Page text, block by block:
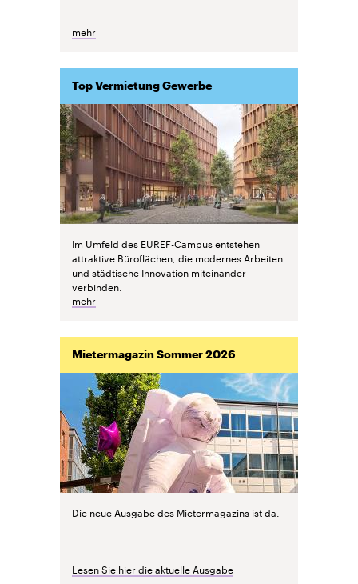
mehr
Top Vermietung Gewerbe
Im Umfeld des EUREF-Campus entstehen
attraktive Büroflächen, die modernes Arbeiten
und städtische Innovation miteinander
verbinden.
mehr
Mietermagazin Sommer 2026
Die neue Ausgabe des Mietermagazins ist da.
Lesen Sie hier die aktuelle Ausgabe